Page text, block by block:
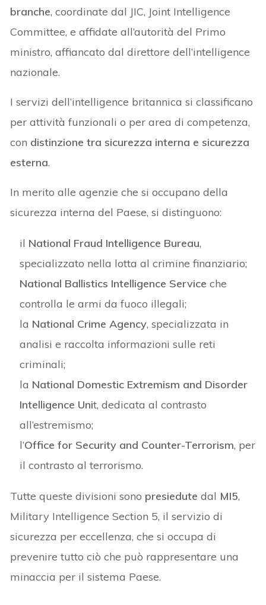
branche, coordinate dal JIC, Joint Intelligence
Committee, e affidate all’autorità del Primo
ministro, affiancato dal direttore dell’intelligence
nazionale.
I servizi dell’intelligence britannica si classificano
per attività funzionali o per area di competenza,
con distinzione tra sicurezza interna e sicurezza
esterna.
In merito alle agenzie che si occupano della
sicurezza interna del Paese, si distinguono:
il National Fraud Intelligence Bureau,
specializzato nella lotta al crimine finanziario;
National Ballistics Intelligence Service che
controlla le armi da fuoco illegali;
la National Crime Agency, specializzata in
analisi e raccolta informazioni sulle reti
criminali;
la National Domestic Extremism and Disorder
Intelligence Unit, dedicata al contrasto
all’estremismo;
l’Office for Security and Counter-Terrorism, per
il contrasto al terrorismo.
Tutte queste divisioni sono presiedute dal MI5,
Military Intelligence Section 5, il servizio di
sicurezza per eccellenza, che si occupa di
prevenire tutto ciò che può rappresentare una
minaccia per il sistema Paese.